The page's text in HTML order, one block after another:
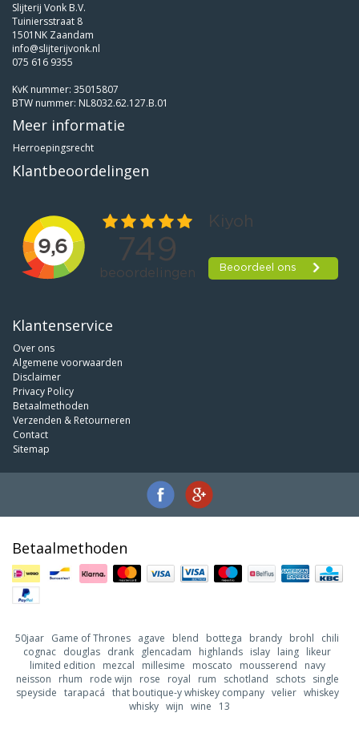
Slijterij Vonk B.V.
Tuiniersstraat 8
1501NK Zaandam
info@slijterijvonk.nl
075 616 9355
KvK nummer: 35015807
BTW nummer: NL8032.62.127.B.01
Meer informatie
Herroepingsrecht
Klantbeoordelingen
Klantenservice
Over ons
Algemene voorwaarden
Disclaimer
Privacy Policy
Betaalmethoden
Verzenden & Retourneren
Contact
Sitemap
Betaalmethoden
50jaar Game of Thrones agave blend bottega brandy brohl
chili
cognac douglas drank glencadam highlands islay laing likeur
limited edition
mezcal millesime moscato mousserend
navy
neisson
rhum rode wijn rose royal rum schotland schots
single
speyside tarapacá that boutique-y whiskey company velier whiskey
whisky wijn wine 13